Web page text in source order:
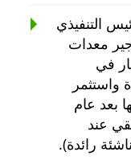
التنفيذي
معدات
في
واستثمر
بعد عام
عند
رائدة).